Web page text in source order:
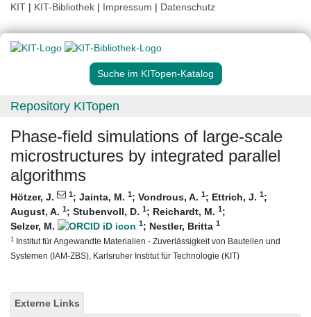
KIT | KIT-Bibliothek | Impressum | Datenschutz
Suche im KITopen-Katalog
Repository KITopen
Phase-field simulations of large-scale
microstructures by integrated parallel
algorithms
Hötzer, J. 1; Jainta, M. 1; Vondrous, A. 1; Ettrich, J. 1;
August, A. 1; Stubenvoll, D. 1; Reichardt, M. 1;
Selzer, M.
1; Nestler, Britta 1
1 Institut für Angewandte Materialien - Zuverlässigkeit von Bauteilen und
Systemen (IAM-ZBS), Karlsruher Institut für Technologie (KIT)
Externe Links